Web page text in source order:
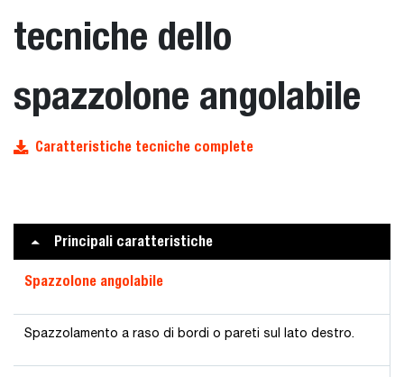
tecniche dello
spazzolone angolabile
Caratteristiche tecniche complete
Principali caratteristiche
Spazzolone angolabile
Spazzolamento a raso di bordi o pareti sul lato destro.